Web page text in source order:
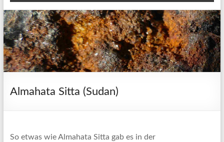
Almahata Sitta (Sudan)
So etwas wie Almahata Sitta gab es in der